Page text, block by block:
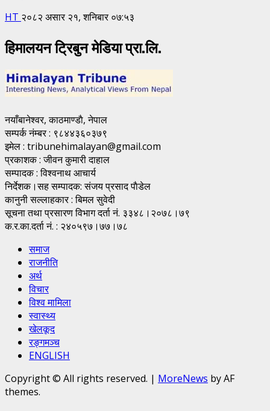
HT २०८२ असार २१, शनिबार ०७:५३
हिमालयन ट्रिबुन मेडिया प्रा.लि.
नयाँबानेश्वर, काठमाण्डाै, नेपाल
सम्पर्क नंम्बर : ९८४४३६०३७९
इमेल : tribunehimalayan@gmail.com
प्रकाशक : जीवन कुमारी दाहाल
सम्पादक : विश्वनाथ आचार्य
निर्देशक।सह सम्पादक: संजय प्रसाद पाैडेल
कानुनी सल्लाहकार : बिमल सुवेदी
सूचना तथा प्रसारण विभाग दर्ता नं. ३३४८।२०७८।७९
क.र.का.दर्ता नं. : २४०५९७।७७।७८
समाज
राजनीति
अर्थ
विचार
विश्व मामिला
स्वास्थ्य
खेलकूद
रङ्गमञ्च
ENGLISH
Copyright © All rights reserved. | MoreNews by AF
themes.